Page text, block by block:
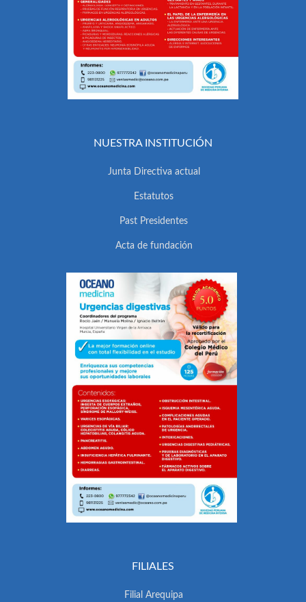
NUESTRA INSTITUCIÓN
Junta Directiva actual
Estatutos
Past Presidentes
Acta de fundación
FILIALES
Filial Arequipa